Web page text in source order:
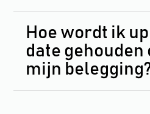
Hoe wordt ik
date gehouden
mijn